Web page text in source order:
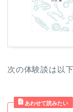
次の体験談は以